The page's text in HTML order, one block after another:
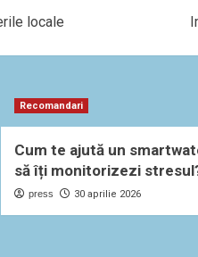
locale
Recomandari
Cum te ajută un
să îți monitorizezi
press 30 aprilie 2026